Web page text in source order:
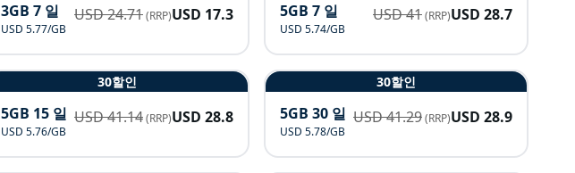
3GB 7 일
USD 5.77/GB
USD24.71(RRP)USD 17.3 5GB 7 일
USD 5.74/GB
USD41(RRP)USD 28.7
30할인
5GB 15 일
USD 5.76/GB
USD41.14(RRP)USD 28.8
30할인
5GB 30 일
USD 5.78/GB
USD41.29(RRP)USD 28.9